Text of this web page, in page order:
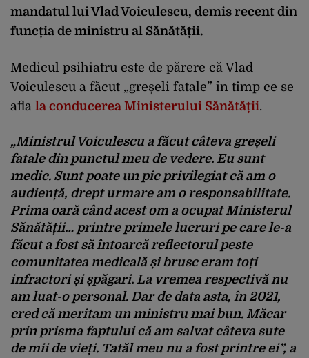
mandatul lui Vlad Voiculescu, demis recent din
funcția de ministru al Sănătății.
Medicul psihiatru este de părere că Vlad
Voiculescu a făcut „greșeli fatale” în timp ce se
afla la conducerea Ministerului Sănătății.
„Ministrul Voiculescu a făcut câteva greșeli
fatale din punctul meu de vedere. Eu sunt
medic. Sunt poate un pic privilegiat că am o
audiență, drept urmare am o responsabilitate.
Prima oară când acest om a ocupat Ministerul
Sănătății… printre primele lucruri pe care le-a
făcut a fost să întoarcă reflectorul peste
comunitatea medicală și brusc eram toți
infractori și șpăgari. La vremea respectivă nu
am luat-o personal. Dar de data asta, în 2021,
cred că meritam un ministru mai bun. Măcar
prin prisma faptului că am salvat câteva sute
de mii de vieți. Tatăl meu nu a fost printre ei”, a